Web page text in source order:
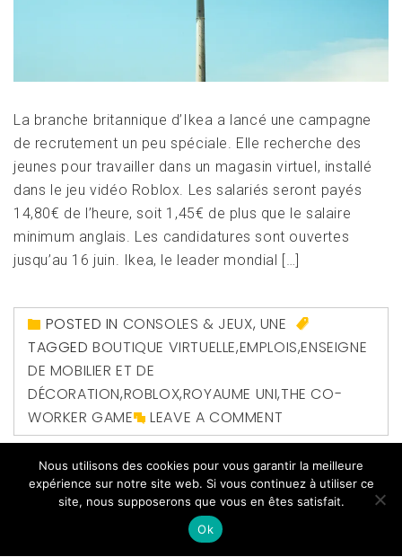
La branche britannique d’Ikea a lancé une campagne
de recrutement un peu spéciale. Elle recherche des
jeunes pour travailler dans un magasin virtuel, installé
dans le jeu vidéo Roblox. Les salariés seront payés
14,80€ de l’heure, soit 1,45€ de plus que le salaire
minimum anglais. Les candidatures sont ouvertes
jusqu’au 16 juin. Ikea, le leader mondial […]
POSTED IN CONSOLES & JEUX, UNE
TAGGEDBOUTIQUE VIRTUELLE,EMPLOIS,ENSEIGNE
DE MOBILIER ET DE
DÉCORATION,ROBLOX,ROYAUME UNI,THE CO-
WORKER GAME
LEAVE A COMMENT
Nous utilisons des cookies pour vous garantir la meilleure
expérience sur notre site web. Si vous continuez à utiliser ce
site, nous supposerons que vous en êtes satisfait.
Ok